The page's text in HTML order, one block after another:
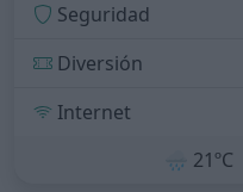
Seguridad
Diversión
Internet
🌧️ 21ºC